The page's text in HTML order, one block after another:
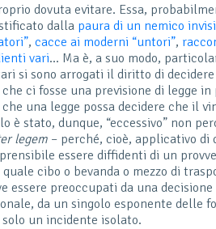
dovuta evitare. Essa,
dalla paura di un nemico
,cacce ai moderni “untori”,
vari… Ma è, a suo modo,
si sono arrogati il diritto di decidere
ci fosse una previsione di legge
una legge possa decidere che il
è stato, dunque, “eccessivo” non
legem – perché, cioè, applicativo di
essere diffidenti di un
cibo o bevanda o mezzo di
essere preoccupati da una
da un singolo esponente delle
un incidente isolato.